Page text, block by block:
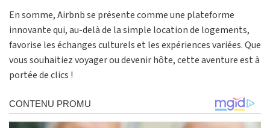
En somme, Airbnb se présente comme une plateforme
innovante qui, au-delà de la simple location de logements,
favorise les échanges culturels et les expériences variées. Que
vous souhaitiez voyager ou devenir hôte, cette aventure est à
portée de clics !